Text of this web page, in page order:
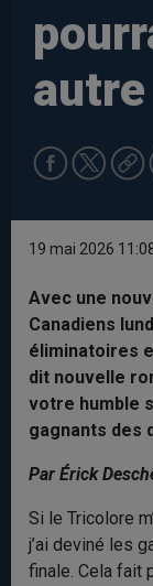
19 mai 2026
Avec une
Canadiens
éliminatoires
dit nouvelle
votre humble
gagnants des
Par Érick
Si le Tricolore
j’ai deviné les
finale. Cela fait